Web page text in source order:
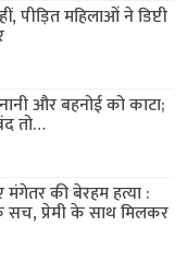
पीड़ित महिलाओं ने डिप्टी
और बहनोई को काटा;
तो…
की बेरहम हत्या :
प्रेमी के साथ मिलकर